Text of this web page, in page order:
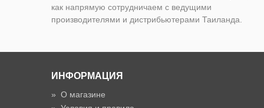
как напрямую сотрудничаем с ведущими
производителями и дистрибьютерами Таиланда.
ИНФОРМАЦИЯ
» О магазине